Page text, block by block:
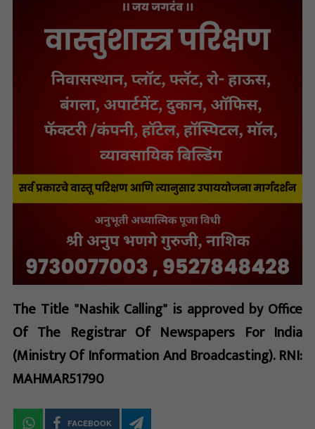
The Title "Nashik Calling" is approved by Office
Of The Registrar Of Newspapers For India
(Ministry Of Information And Broadcasting). RNI:
MAHMAR51790
FACEBOOK